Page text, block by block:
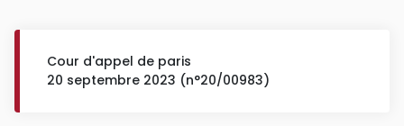
Cour d'appel de paris
20 septembre 2023 (n°20/00983)